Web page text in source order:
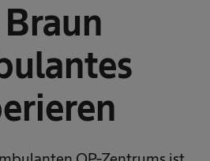
Braun